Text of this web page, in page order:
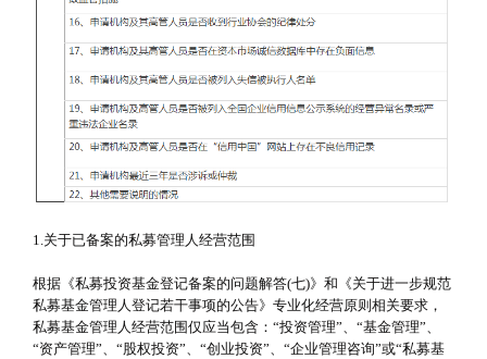
1.关于已备案的私募管理人经营范围
根据《私募投资基金登记备案的问题解答(七)》和《关于进一步规范
私募基金管理人登记若干事项的公告》专业化经营原则相关要求，
私募基金管理人经营范围仅应当包含：“投资管理”、“基金管理”、
“资产管理”、“股权投资”、“创业投资”、“企业管理咨询”或“私募基